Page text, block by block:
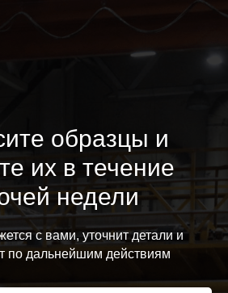
образцы и
их в течение
недели
с вами, уточнит детали и
по дальнейшим действиям